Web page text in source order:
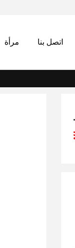
اتصل بنا مرأة